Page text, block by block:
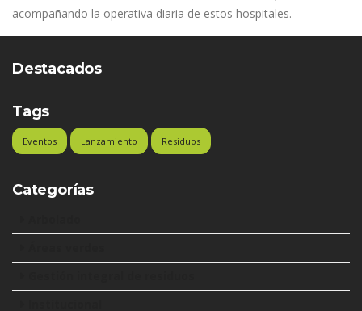
acompañando la operativa diaria de estos hospitales.
Destacados
Tags
Eventos Lanzamiento Residuos
Categorías